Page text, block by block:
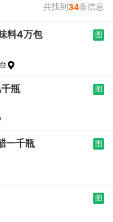
共找到34条信息
料4万包
图
瓶
图
一千瓶
图
图